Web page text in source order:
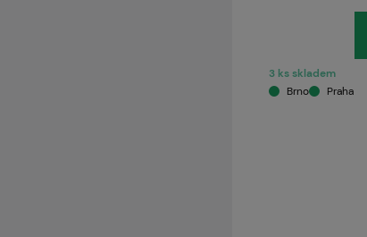
3 ks skladem
Brno
Praha